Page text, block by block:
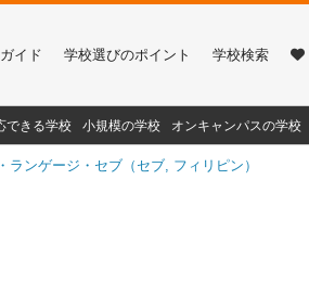
イド 学校選びのポイント 学校検索
できる学校 小規模の学校 オンキャンパスの学校
ランゲージ・セブ（セブ, フィリピン）